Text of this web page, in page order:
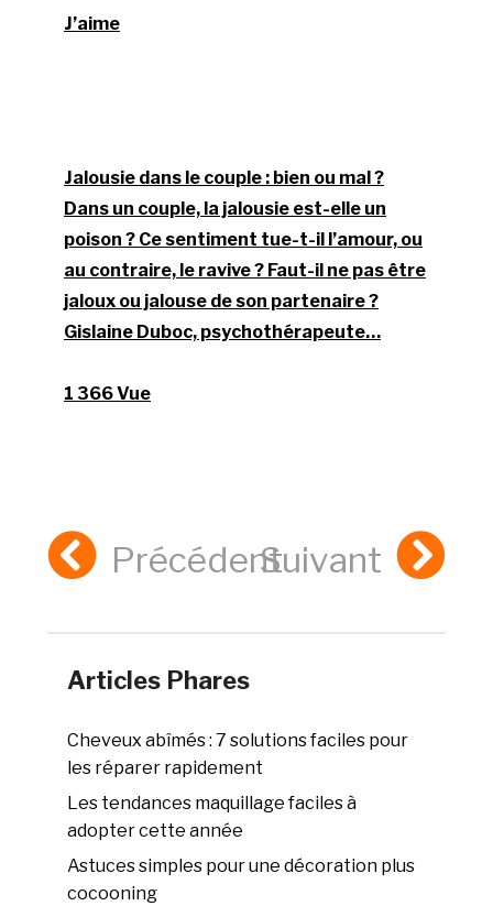
J’aime
Jalousie dans le couple : bien ou mal ?
Dans un couple, la jalousie est-elle un
poison ? Ce sentiment tue-t-il l’amour, ou
au contraire, le ravive ? Faut-il ne pas être
jaloux ou jalouse de son partenaire ?
Gislaine Duboc, psychothérapeute…
1 366 Vue
PrécédentSuivant
Articles Phares
Cheveux abîmés : 7 solutions faciles pour
les réparer rapidement
Les tendances maquillage faciles à
adopter cette année
Astuces simples pour une décoration plus
cocooning